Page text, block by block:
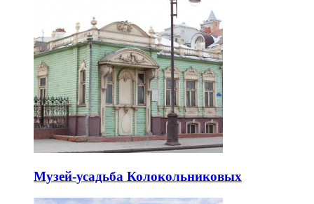
Музей-усадьба Колокольниковых